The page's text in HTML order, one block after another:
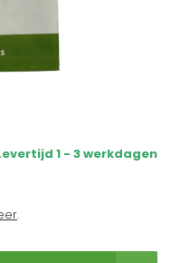
1 - 3 werkdagen
.